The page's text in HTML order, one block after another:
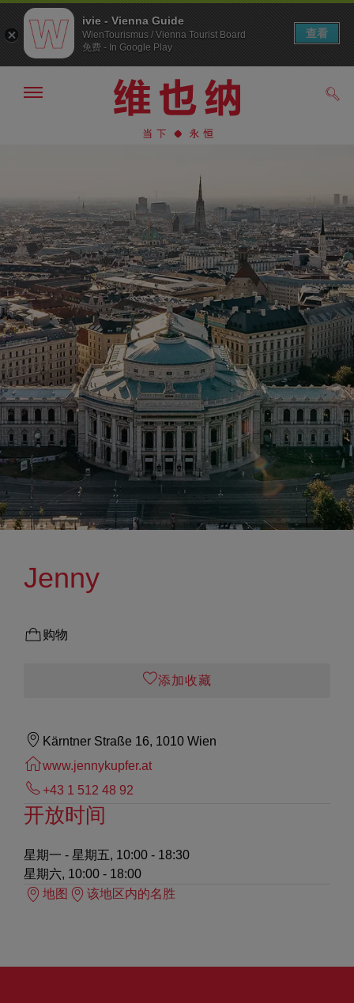
显
Jenny
购物
添加收藏
Kärntner Straße 16, 1010 Wien
www.jennykupfer.at
+43 1 512 48 92
开放时间
星期一 - 星期五, 10:00 - 18:30
星期六, 10:00 - 18:00
地图
该地区内的名胜
ivie - Vienna Guide
WienTourismus / Vienna Tourist Board
免费 - In Google Play
查看